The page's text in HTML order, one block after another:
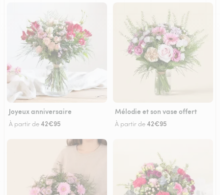
Joyeux anniversaire
À partir de42€95
Mélodie et son vase offert
À partir de42€95